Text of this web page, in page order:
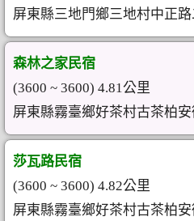
屏東縣三地門鄉三地村中正
森林之家民宿
(3600 ~ 3600) 4.81公里
屏東縣霧臺鄉好茶村古茶柏
莎瓦路民宿
(3600 ~ 3600) 4.82公里
屏東縣霧臺鄉好茶村古茶柏